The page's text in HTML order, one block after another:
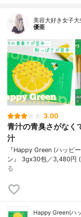
美容大好き女子大
優亜
3.00
青汁の青臭さがなく
汁
『Happy Green (ハッピ
ン』 3gx30包／3,480円
る
Happy Green(ハ